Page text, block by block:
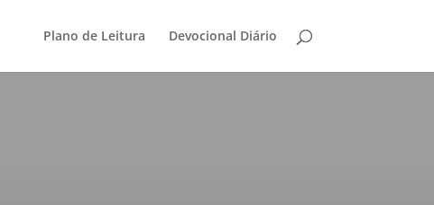
Plano de Leitura Devocional Diário